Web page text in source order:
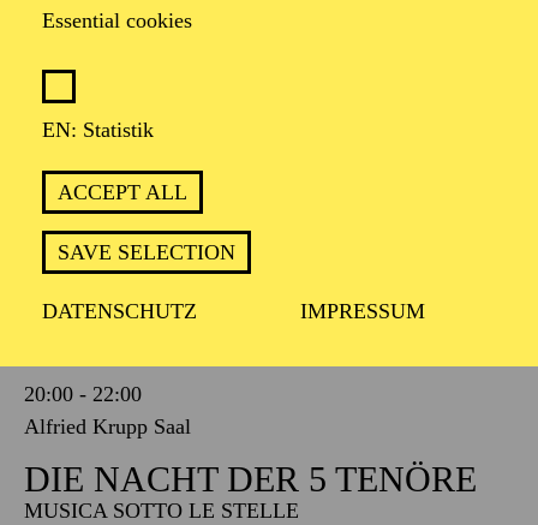
Essential cookies
EN: Statistik
ACCEPT ALL
SAVE SELECTION
DATENSCHUTZ IMPRESSUM
19:00 - 21:30
LA BOHÈME
TICKETS
57,00 51,00 42,00 35,00
Saturday
20:00 - 22:00
Alfried Krupp Saal
DIE NACHT DER 5 TENÖRE
MUSICA SOTTO LE STELLE